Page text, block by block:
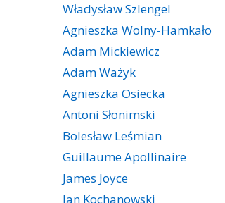
Władysław Szlengel
Agnieszka Wolny-Hamkało
Adam Mickiewicz
Adam Ważyk
Agnieszka Osiecka
Antoni Słonimski
Bolesław Leśmian
Guillaume Apollinaire
James Joyce
Jan Kochanowski